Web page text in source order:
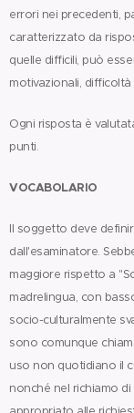
errori nei precedenti,
caratterizzato da
quelle difficili, può
motivazionali,
Ogni risposta è
punti.
VOCABOLARIO
Il soggetto deve
dall'esaminatore.
maggiore rispetto a
madrelingua, con
socio-culturalmente
sono comunque
uso non quotidiano il
nonché nel richiamo